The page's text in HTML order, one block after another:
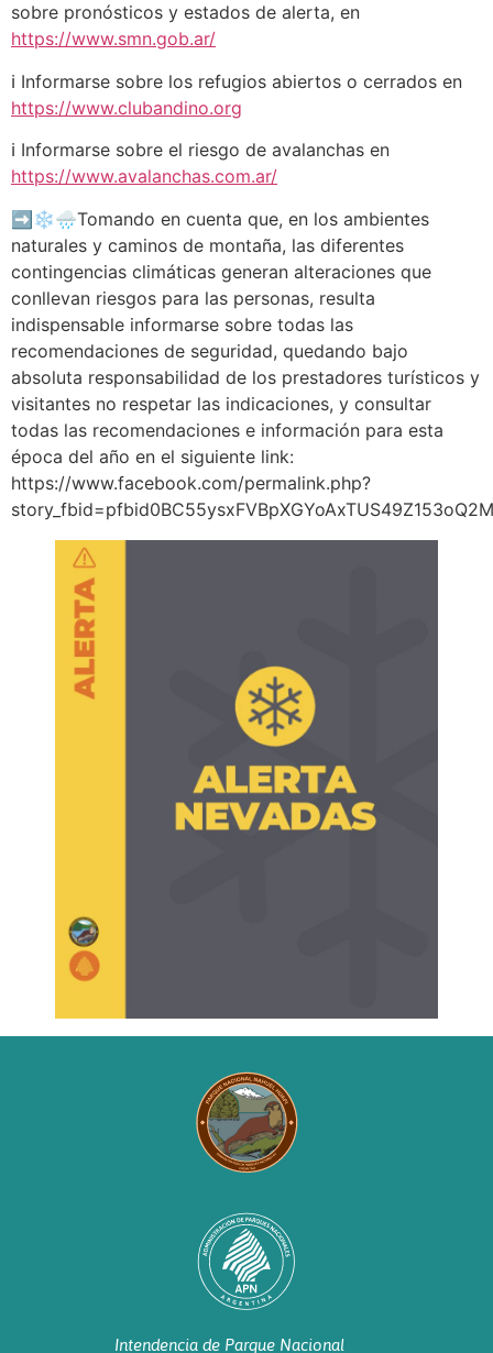
sobre pronósticos y estados de alerta, en
https://www.smn.gob.ar/
ℹ Informarse sobre los refugios abiertos o cerrados en
https://www.clubandino.org
ℹ Informarse sobre el riesgo de avalanchas en
https://www.avalanchas.com.ar/
➡❄🌧Tomando en cuenta que, en los ambientes
naturales y caminos de montaña, las diferentes
contingencias climáticas generan alteraciones que
conllevan riesgos para las personas, resulta
indispensable informarse sobre todas las
recomendaciones de seguridad, quedando bajo
absoluta responsabilidad de los prestadores turísticos y
visitantes no respetar las indicaciones, y consultar
todas las recomendaciones e información para esta
época del año en el siguiente link:
https://www.facebook.com/permalink.php?
Intendencia de Parque Nacional